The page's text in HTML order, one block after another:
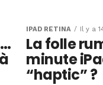
IPAD RÉTINA Il y a
La folle
minute
“haptic” ?